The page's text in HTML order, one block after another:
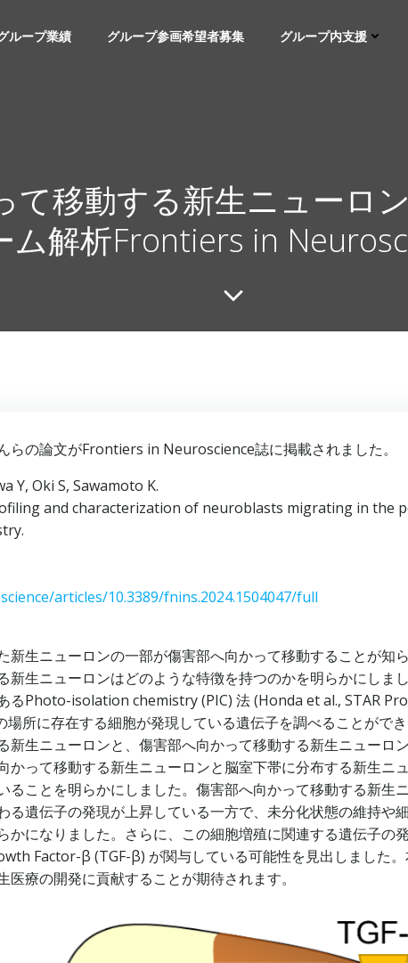
ループ業績 グループ参画希望者募集 グループ内支援
て移動する新生ニューロ
ム解析Frontiers in
らの論文がFrontiers in Neuroscience誌に掲載されました。
Y, Oki S, Sawamoto K.
and characterization of neuroblasts migrating in the
articles/10.3389/fnins.2024.1504047/full
生ニューロンの一部が傷害部へ向かって移動することが知
新生ニューロンはどのような特徴を持つのかを明らかにしま
るPhoto-isolation chemistry (PIC) 法 (Honda et al., STAR
所に存在する細胞が発現している遺伝子を調べることができ
生ニューロンと、傷害部へ向かって移動する新生ニューロ
かって移動する新生ニューロンと脳室下帯に分布する新生ニ
ることを明らかにしました。傷害部へ向かって移動する新生
る遺伝子の発現が上昇している一方で、未分化状態の維持や
になりました。さらに、この細胞増殖に関連する遺伝子の
Factor-β (TGF-β) が関与している可能性を見出しました
療の開発に貢献することが期待されます。